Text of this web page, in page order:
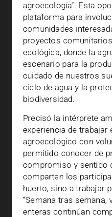
agroecología”. Esta
plataforma para
comunidades
proyectos
ecológica, donde la
escenario para la
cuidado de nuestros
ciclo de agua y la
biodiversidad.
Precisó la intérprete
experiencia de trabajar
agroecológico con
permitido conocer de
compromiso y sentido
comparten los
huerto, sino a trabajar
“Semana tras
enteras continúan